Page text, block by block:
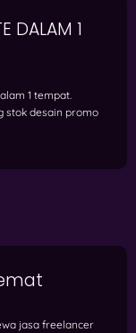
DALAM 1
1 tempat.
stok desain promo
jasa freelancer